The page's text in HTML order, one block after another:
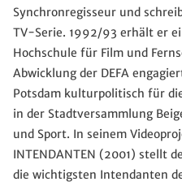
Synchronregisseur und
TV-Serie. 1992/93 erhält er
Hochschule für Film und
Abwicklung der DEFA
Potsdam kulturpolitisch für
in der Stadtversammlung
und Sport. In seinem
INTENDANTEN (2001) stellt
die wichtigsten Intendanten